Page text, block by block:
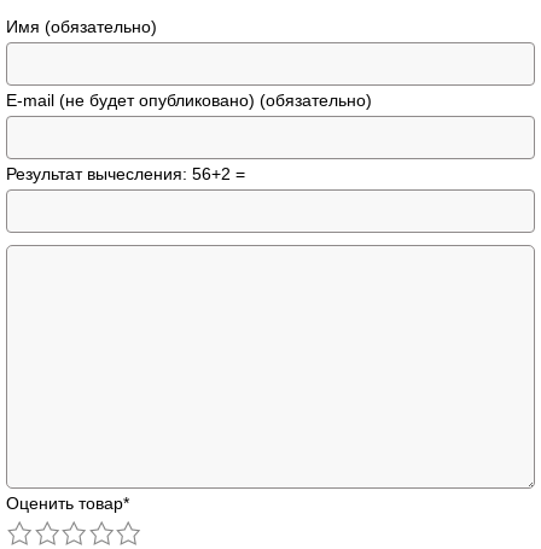
Имя (обязательно)
E-mail (не будет опубликовано) (обязательно)
Результат вычесления: 56+2 =
Оценить товар*